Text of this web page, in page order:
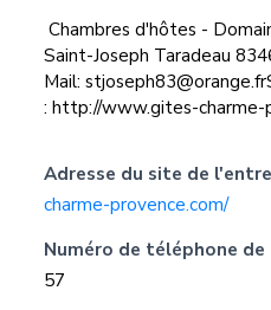
Chambres d'hôtes -
Saint-Joseph Taradeau
Mail:
: http://www.gites-charme-
Adresse du site de
charme-provence.com/
Numéro de téléphone
57